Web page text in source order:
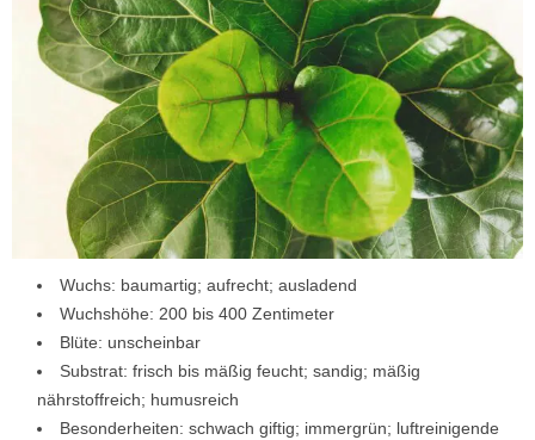
Wuchs: baumartig; aufrecht; ausladend
Wuchshöhe: 200 bis 400 Zentimeter
Blüte: unscheinbar
Substrat: frisch bis mäßig feucht; sandig; mäßig
nährstoffreich; humusreich
Besonderheiten: schwach giftig; immergrün; luftreinigende